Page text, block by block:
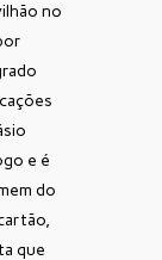
nº
e é
do
que